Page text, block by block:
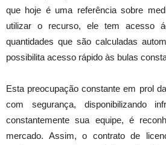
que hoje é uma referência sobre
utilizar o recurso, ele tem acesso
quantidades que são calculadas
possibilita acesso rápido às bulas
Esta preocupação constante em prol
com segurança, disponibilizando
constantemente sua equipe, é
mercado. Assim, o contrato de